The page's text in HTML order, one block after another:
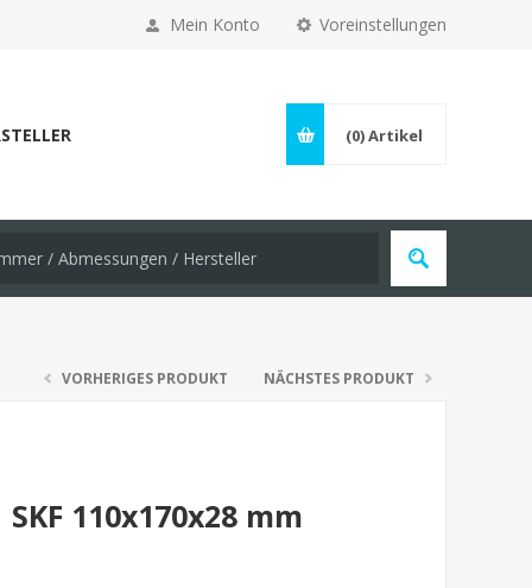
Voreinstellungen
Mein Konto
(0)Artikel
VORHERIGES PRODUKT NÄCHSTES PRODUKT
110x170x28 mm